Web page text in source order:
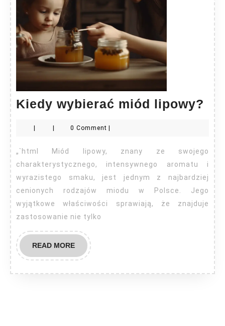
Kiedy wybierać miód lipowy?
0 Comment
„`html Miód lipowy, znany ze swojego
charakterystycznego, intensywnego aromatu i
wyrazistego smaku, jest jednym z najbardziej
cenionych rodzajów miodu w Polsce. Jego
wyjątkowe właściwości sprawiają, że znajduje
zastosowanie nie tylko
READ MOREREAD
MORE